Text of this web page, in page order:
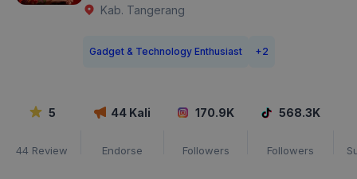
Kab. Tangerang
Gadget & Technology Enthusiast +2
5
44 Review
44 Kali
Endorse
170.9K
Followers
568.3K
Followers